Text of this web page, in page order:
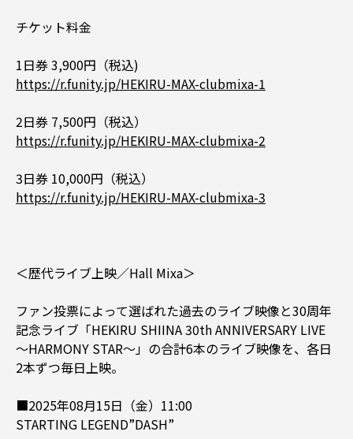
チケット料金
1日券 3,900円（税込)
https://r.funity.jp/HEKIRU-MAX-clubmixa-1
2日券 7,500円（税込）
https://r.funity.jp/HEKIRU-MAX-clubmixa-2
3日券 10,000円（税込）
https://r.funity.jp/HEKIRU-MAX-clubmixa-3
＜歴代ライブ上映／Hall Mixa＞
ファン投票によって選ばれた過去のライブ映像と30周年
記念ライブ「HEKIRU SHIINA 30th ANNIVERSARY LIVE
〜HARMONY STAR〜」の合計6本のライブ映像を、各日
2本ずつ毎日上映。
■2025年08月15日（金）11:00
STARTING LEGEND”DASH”